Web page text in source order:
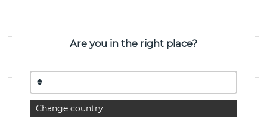
Weitere Artikel ansehen
Are you in the right place?
Change country